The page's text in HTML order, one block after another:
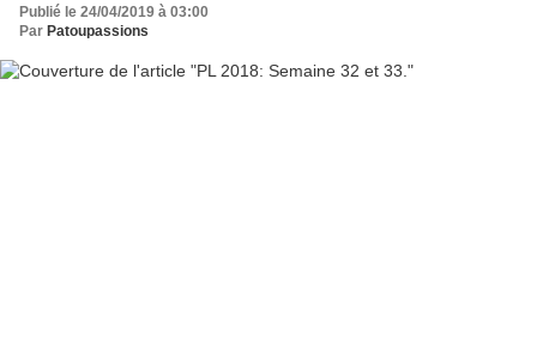
Publié le 24/04/2019 à 03:00
Par Patoupassions